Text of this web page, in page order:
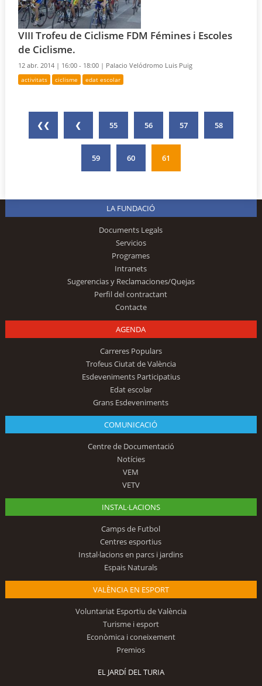
VIII Trofeu de Ciclisme FDM Fémines i Escoles
de Ciclisme.
12 abr. 2014 | 16:00 - 18:00 | Palacio Velódromo Luis Puig
activitats ciclisme edat escolar
❮❮ ❮ 55 56 57 58
59 60 61
LA FUNDACIÓ
Documents Legals
Servicios
Programes
Intranets
Sugerencias y Reclamaciones/Quejas
Perfil del contractant
Contacte
AGENDA
Carreres Populars
Trofeus Ciutat de València
Esdeveniments Participatius
Edat escolar
Grans Esdeveniments
COMUNICACIÓ
Centre de Documentació
Notícies
VEM
VETV
INSTAL·LACIONS
Camps de Futbol
Centres esportius
Instal·lacions en parcs i jardins
Espais Naturals
VALÈNCIA EN ESPORT
Voluntariat Esportiu de València
Turisme i esport
Econòmica i coneixement
Premios
EL JARDÍ DEL TURIA